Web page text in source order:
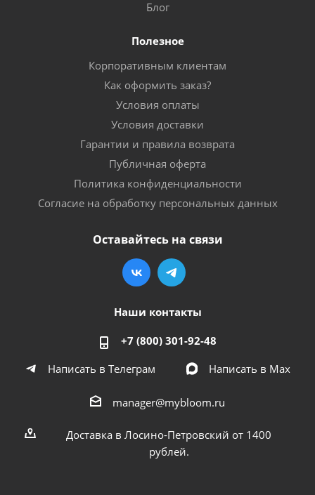
Блог
Полезное
Корпоративным клиентам
Как оформить заказ?
Условия оплаты
Условия доставки
Гарантии и правила возврата
Публичная оферта
Политика конфиденциальности
Согласие на обработку персональных данных
Оставайтесь на связи
Наши контакты
+7 (800) 301-92-48
Написать в Телеграм
Написать в Мах
manager@mybloom.ru
Доставка в Лосино-Петровский от 1400
рублей.